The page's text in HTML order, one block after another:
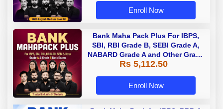
Enroll Now
Bank Maha Pack Plus For IBPS,
SBI, RBI Grade B, SEBI Grade A,
NABARD Grade A and Other Grade
A & Grade B Bank Exams
Rs 5,112.50
Enroll Now